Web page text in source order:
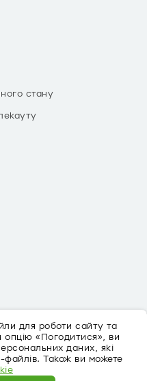
для роботи сайту та
опцію «Погодитися», ви
даних, які
Також ви можете
стану